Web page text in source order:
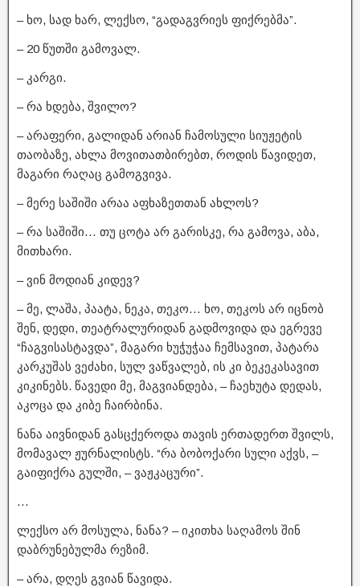
– ხო, სად ხარ, ლექსო, “გადაგვრიეს ფიქრებმა”.
– 20 წუთში გამოვალ.
– კარგი.
– რა ხდება, შვილო?
– არაფერი, გალიდან არიან ჩამოსული სიუჟეტის
თაობაზე, ახლა მოვითათბირებთ, როდის წავიდეთ,
მაგარი რაღაც გამოგვივა.
– მერე საშიში არაა აფხაზეთთან ახლოს?
– რა საშიში… თუ ცოტა არ გარისკე, რა გამოვა, აბა,
მითხარი.
– ვინ მოდიან კიდევ?
– მე, ლაშა, პაატა, ნეკა, თეკო… ხო, თეკოს არ იცნობ
შენ, დედი, თეატრალურიდან გადმოვიდა და ეგრევე
“ჩაგვისასტავდა”, მაგარი ხუჭუჭაა ჩემსავით, პატარა
კარკუშას ვეძახი, სულ ვაწვალებ, ის კი ბეკეკასავით
კიკინებს. წავედი მე, მაგვიანდება, – ჩაეხუტა დედას,
აკოცა და კიბე ჩაირბინა.
ნანა აივნიდან გასცქეროდა თავის ერთადერთ შვილს,
მომავალ ჟურნალისტს. “რა ბობოქარი სული აქვს, –
გაიფიქრა გულში, – ვაჟკაცური”.
…
ლექსო არ მოსულა, ნანა? – იკითხა საღამოს შინ
დაბრუნებულმა რეზიმ.
– არა, დღეს გვიან წავიდა.